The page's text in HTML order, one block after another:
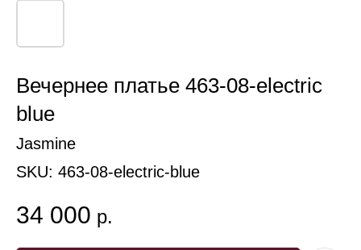
Вечернее платье 463-08-electric
blue
Jasmine
SKU: 463-08-electric-blue
34 000 р.